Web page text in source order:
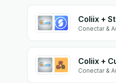
Coliix +
Conectar &
Coliix +
Conectar &